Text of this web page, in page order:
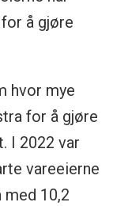
å gjøre
hvor mye
for å gjøre
I 2022 var
vareeierne
10,2